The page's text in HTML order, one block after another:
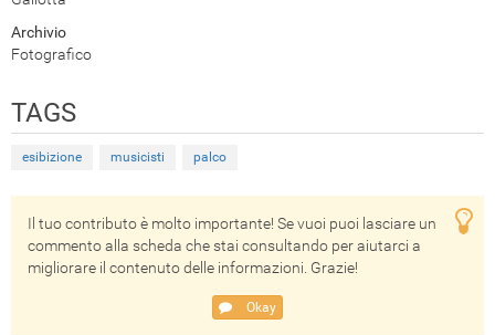
Archivio
Fotografico
TAGS
esibizione musicisti palco
Il tuo contributo è molto importante! Se vuoi puoi lasciare un
commento alla scheda che stai consultando per aiutarci a
migliorare il contenuto delle informazioni. Grazie!
Okay